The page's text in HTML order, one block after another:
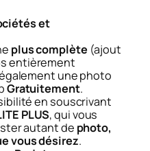
et
plus complète (ajout
entièrement
une photo
Gratuitement.
en souscrivant
PLUS, qui vous
autant de photo,
vous désirez.